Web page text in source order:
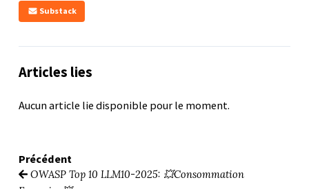
Substack
Articles lies
Aucun article lie disponible pour le moment.
Précédent
OWASP Top 10 LLM10-2025: 💥Consommation